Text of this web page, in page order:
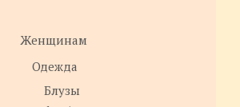
Женщинам
Одежда
Блузы